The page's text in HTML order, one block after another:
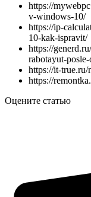
https://
v-windows-10/
https://ip-
10-kak-ispravit/
https://
rabotayut-
https://it-
https://
Оцените статью